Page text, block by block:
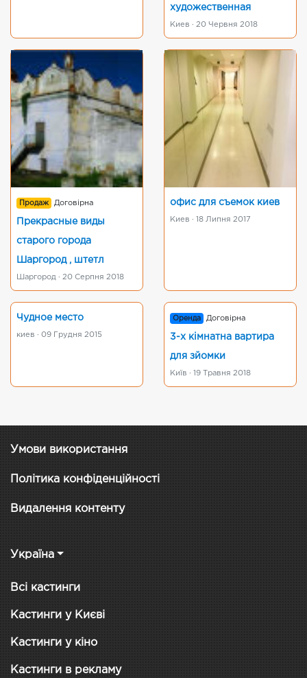
художественная
Киев · 20 Червня 2018
Продаж Договірна
Прекрасные виды
старого города
Шаргород , штетл
Шаргород · 20 Серпня 2018
офис для съемок киев
Киев · 18 Липня 2017
Чудное место
киев · 09 Грудня 2015
Оренда Договірна
3-х кімнатна вартира
для зйомки
Київ · 19 Травня 2018
Умови використання
Політика конфіденційності
Видалення контенту
Україна
Всі кастинги
Кастинги у Києві
Кастинги у кіно
Кастинги в рекламу